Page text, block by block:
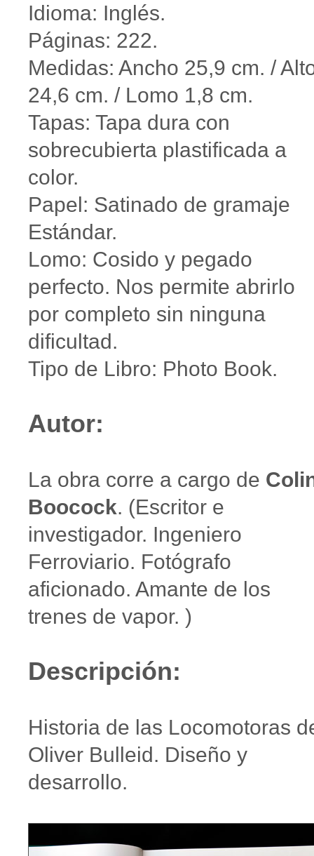
Idioma: Inglés.
Páginas: 222.
Medidas: Ancho 25,9 cm. /
24,6 cm. / Lomo 1,8 cm.
Tapas: Tapa dura con
sobrecubierta plastificada a
color.
Papel: Satinado de gramaje
Estándar.
Lomo: Cosido y pegado
perfecto. Nos permite abrirlo
por completo sin ninguna
dificultad.
Tipo de Libro: Photo Book.
Autor:
La obra corre a cargo de
Boocock. (Escritor e
investigador. Ingeniero
Ferroviario. Fotógrafo
aficionado. Amante de los
trenes de vapor. )
Descripción:
Historia de las Locomotoras
Oliver Bulleid. Diseño y
desarrollo.